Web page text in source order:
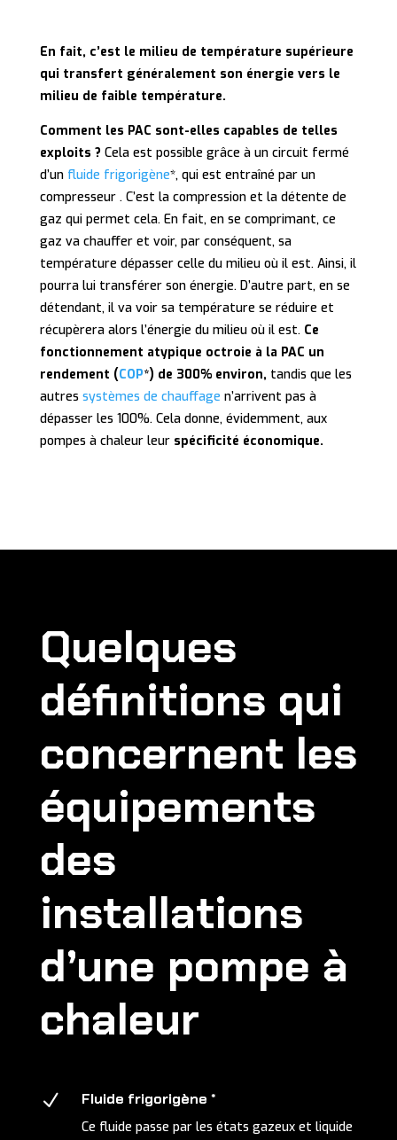
En fait, c’est le milieu de température supérieure
qui transfert généralement son énergie vers le
milieu de faible température.
Comment les PAC sont-elles capables de telles
exploits ? Cela est possible grâce à un circuit fermé
d’un fluide frigorigène*, qui est entraîné par un
compresseur . C’est la compression et la détente de
gaz qui permet cela. En fait, en se comprimant, ce
gaz va chauffer et voir, par conséquent, sa
température dépasser celle du milieu où il est. Ainsi, il
pourra lui transférer son énergie. D’autre part, en se
détendant, il va voir sa température se réduire et
récupèrera alors l’énergie du milieu où il est. Ce
fonctionnement atypique octroie à la PAC un
rendement (COP*) de 300% environ, tandis que les
autres systèmes de chauffage n’arrivent pas à
dépasser les 100%. Cela donne, évidemment, aux
pompes à chaleur leur spécificité économique.
Quelques
définitions qui
concernent les
équipements
des
installations
d’une pompe à
chaleur
N Fluide frigorigène *
Ce fluide passe par les états gazeux et liquide